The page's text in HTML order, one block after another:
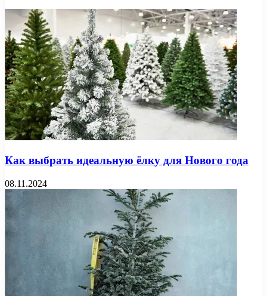
Как выбрать идеальную ёлку для Нового года
08.11.2024